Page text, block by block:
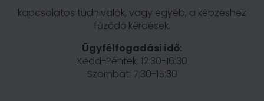
kapcsolatos tudnivalók, vagy egyéb, a képzéshez
fűződő kérdések.
Ügyfélfogadási idő:
Kedd-Péntek: 12:30-16:30
Szombat: 7:30-15:30